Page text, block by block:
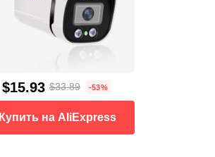
$15.93 $33.89 -53%
Купить на AliExpress